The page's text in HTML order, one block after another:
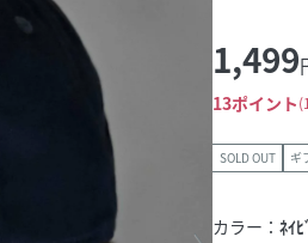
1,499
13ポイント
SOLD OUT ギ
カラー： ﾈｲ